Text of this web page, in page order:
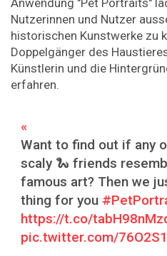
Anwendung "Pet Portraits"
Nutzerinnen und Nutzer
historischen Kunstwerke zu
Doppelgänger des
Künstlerin und die
erfahren.
Want to find out if any
scaly 🐍 friends
famous art? Then we
thing for you
https://t.co/
pic.twitter.com/